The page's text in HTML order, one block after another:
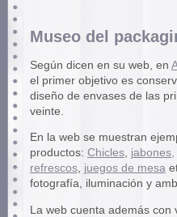
Museo del
Según dicen en su web, en
el primer objetivo es
diseño de envases de las
veinte.
En la web se muestran
productos: Chicles, jabones,
refrescos, juegos de mesa
fotografía, iluminación y
La web cuenta además